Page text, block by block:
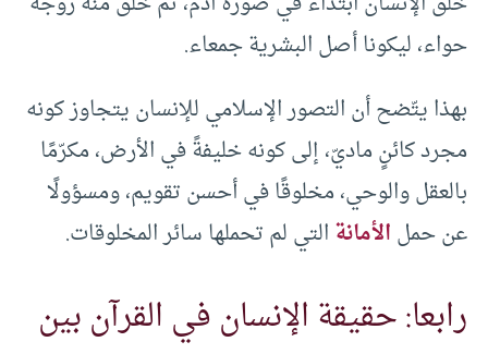
حواء، ليكونا أصل البشرية جمعاء.
بهذا يتّضح أن التصور الإسلامي للإنسان يتجاوز كونه
مجرد كائنٍ ماديّ، إلى كونه خليفةً في الأرض، مكرّمًا
بالعقل والوحي، مخلوقًا في أحسن تقويم، ومسؤولًا
عن حملالأمانةالتي لم تحملها سائر المخلوقات.
رابعا: حقيقة الإنسان في القرآن بين